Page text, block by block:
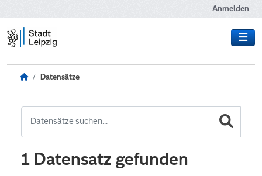
Anmelden
Datensätze
1 Datensatz gefunden